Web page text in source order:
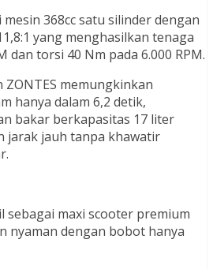
368cc satu silinder dengan
yang menghasilkan tenaga
dan torsi 40 Nm pada 6.000 RPM.
memungkinkan
hanya dalam 6,2 detik,
bakar berkapasitas 17 liter
jarak jauh tanpa khawatir
sebagai maxi scooter premium
nyaman dengan bobot hanya